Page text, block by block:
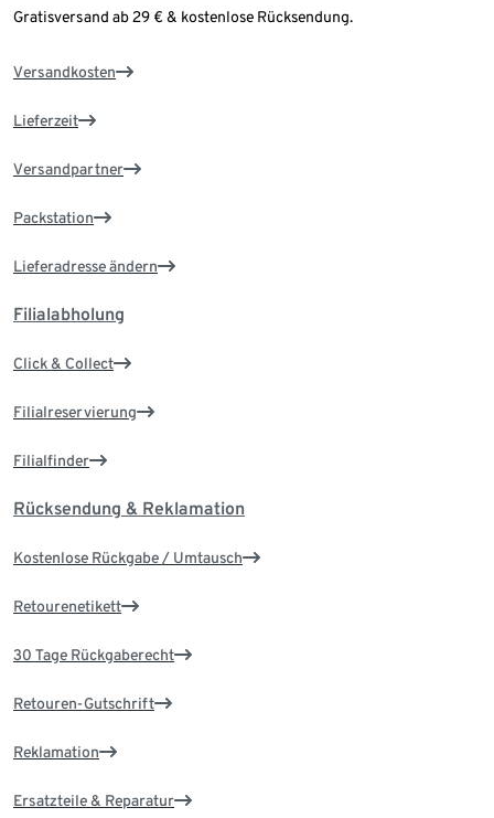
Gratisversand ab 29 € & kostenlose Rücksendung.
Versandkosten
Lieferzeit
Versandpartner
Packstation
Lieferadresse ändern
Filialabholung
Click & Collect
Filialreservierung
Filialfinder
Rücksendung & Reklamation
Kostenlose Rückgabe / Umtausch
Retourenetikett
30 Tage Rückgaberecht
Retouren-Gutschrift
Reklamation
Ersatzteile & Reparatur